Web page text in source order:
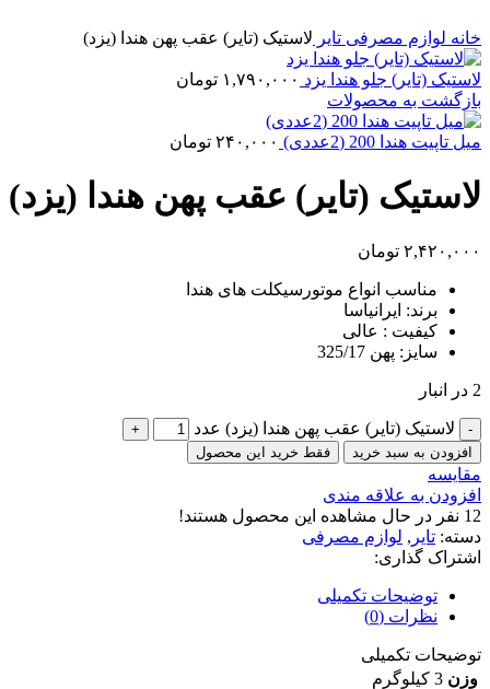
خانه لوازم مصرفی تایر لاستیک (تایر) عقب پهن هندا (یزد)
لاستیک (تایر) جلو هندا یزد ۱,۷۹۰,۰۰۰ تومان
بازگشت به محصولات
میل تاپیت هندا 200 (2عددی) ۲۴۰,۰۰۰ تومان
لاستیک (تایر) عقب پهن هندا (یزد)
۲,۴۲۰,۰۰۰ تومان
مناسب انواع موتورسیکلت های هندا
برند: ایرانیاسا
کیفیت : عالی
سایز: پهن 325/17
2 در انبار
لاستیک (تایر) عقب پهن هندا (یزد) عدد
افزودن به سبد خرید فقط خرید این محصول
مقایسه
افزودن به علاقه مندی
12 نفر در حال مشاهده این محصول هستند!
دسته: تایر , لوازم مصرفی
اشتراک گذاری:
توضیحات تکمیلی
نظرات (0)
توضیحات تکمیلی
وزن 3 کیلوگرم